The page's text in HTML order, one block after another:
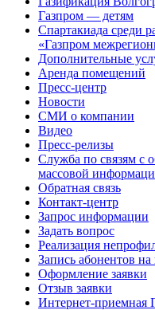
Газпром — детям
Спартакиада среди
«Газпром
Дополнительные
Аренда помещений
Пресс-центр
Новости
СМИ о компании
Видео
Пресс-релизы
Служба по связям с
массовой
Обратная связь
Контакт-центр
Запрос информации
Задать вопрос
Реализация
Запись абонентов
Оформление заявки
Отзыв заявки
Интернет-приемная